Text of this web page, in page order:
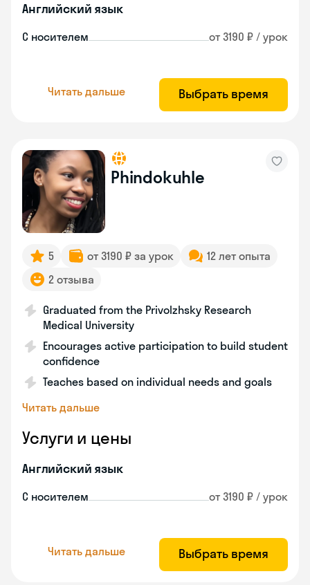
Английский язык
С носителем от 3190 ₽ / урок
Читать дальше Выбрать время
Phindokuhle
5 от 3190 ₽ за урок
12 лет опыта
2 отзыва
Graduated from the Privolzhsky Research
Medical University
Encourages active participation to build student
confidence
Teaches based on individual needs and goals
Читать дальше
Услуги и цены
Английский язык
С носителем от 3190 ₽ / урок
Читать дальше Выбрать время